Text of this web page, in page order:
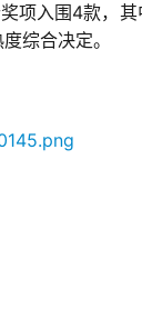
项入围4款，
综合决定。